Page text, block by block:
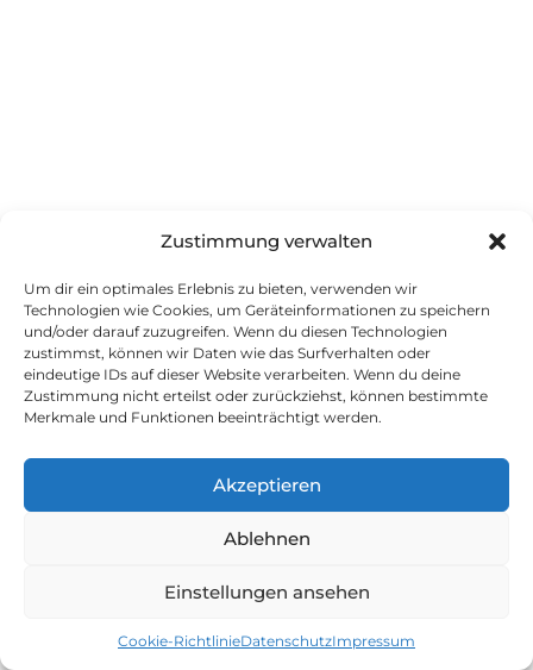
Zustimmung verwalten
Um dir ein optimales Erlebnis zu bieten, verwenden wir
Technologien wie Cookies, um Geräteinformationen zu speichern
und/oder darauf zuzugreifen. Wenn du diesen Technologien
zustimmst, können wir Daten wie das Surfverhalten oder
eindeutige IDs auf dieser Website verarbeiten. Wenn du deine
Zustimmung nicht erteilst oder zurückziehst, können bestimmte
Merkmale und Funktionen beeinträchtigt werden.
Akzeptieren
Ablehnen
Einstellungen ansehen
Cookie-RichtlinieDatenschutzImpressum